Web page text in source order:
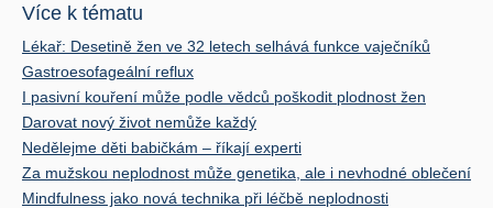
Více k tématu
Lékař: Desetině žen ve 32 letech selhává funkce vaječníků
Gastroesofageální reflux
I pasivní kouření může podle vědců poškodit plodnost žen
Darovat nový život nemůže každý
Nedělejme děti babičkám – říkají experti
Za mužskou neplodnost může genetika, ale i nevhodné oblečení
Mindfulness jako nová technika při léčbě neplodnosti